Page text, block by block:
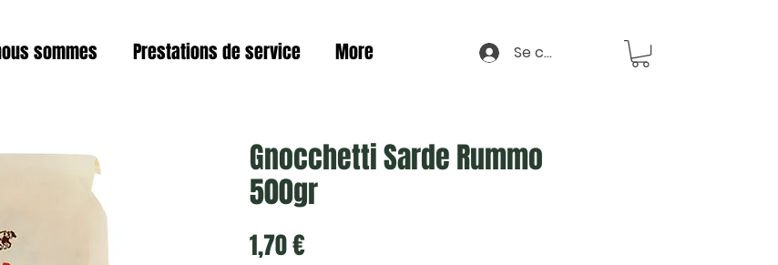
sommes Prestations de service More Se connecter
Gnocchetti Sarde Rummo
500gr
1,70 €Prix